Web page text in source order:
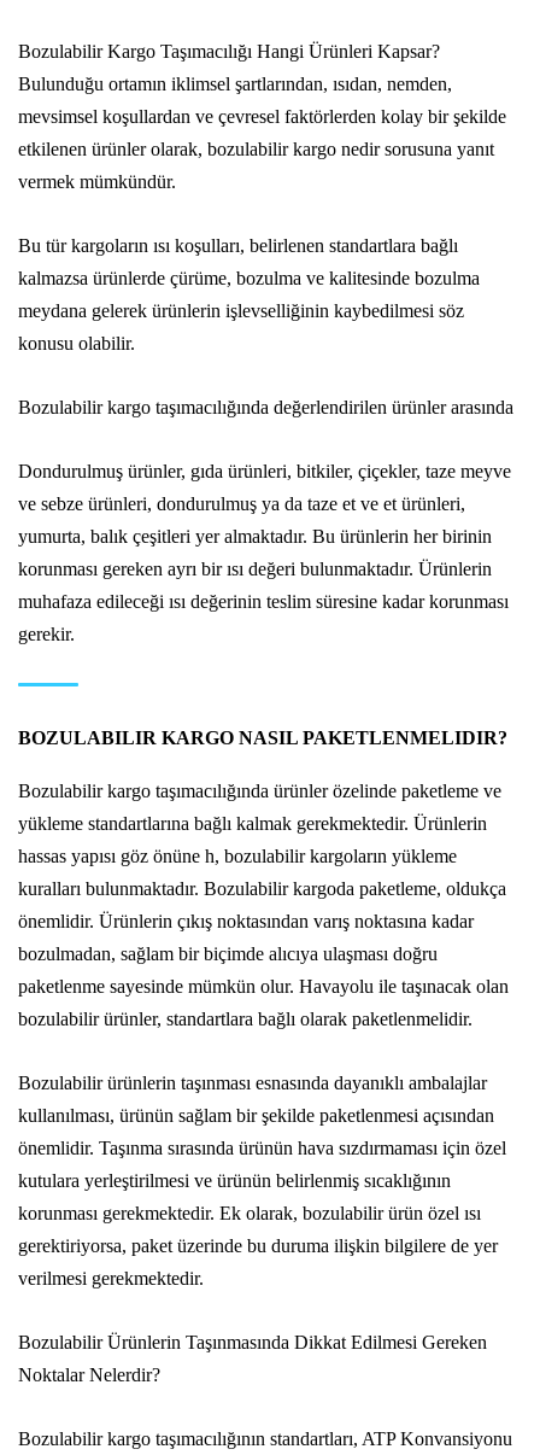
Bozulabilir Kargo Taşımacılığı Hangi Ürünleri Kapsar?
Bulunduğu ortamın iklimsel şartlarından, ısıdan, nemden,
mevsimsel koşullardan ve çevresel faktörlerden kolay bir şekilde
etkilenen ürünler olarak, bozulabilir kargo nedir sorusuna yanıt
vermek mümkündür.
Bu tür kargoların ısı koşulları, belirlenen standartlara bağlı
kalmazsa ürünlerde çürüme, bozulma ve kalitesinde bozulma
meydana gelerek ürünlerin işlevselliğinin kaybedilmesi söz
konusu olabilir.
Bozulabilir kargo taşımacılığında değerlendirilen ürünler arasında
Dondurulmuş ürünler, gıda ürünleri, bitkiler, çiçekler, taze meyve
ve sebze ürünleri, dondurulmuş ya da taze et ve et ürünleri,
yumurta, balık çeşitleri yer almaktadır. Bu ürünlerin her birinin
korunması gereken ayrı bir ısı değeri bulunmaktadır. Ürünlerin
muhafaza edileceği ısı değerinin teslim süresine kadar korunması
gerekir.
BOZULABILIR KARGO NASIL PAKETLENMELIDIR?
Bozulabilir kargo taşımacılığında ürünler özelinde paketleme ve
yükleme standartlarına bağlı kalmak gerekmektedir. Ürünlerin
hassas yapısı göz önüne h, bozulabilir kargoların yükleme
kuralları bulunmaktadır. Bozulabilir kargoda paketleme, oldukça
önemlidir. Ürünlerin çıkış noktasından varış noktasına kadar
bozulmadan, sağlam bir biçimde alıcıya ulaşması doğru
paketlenme sayesinde mümkün olur. Havayolu ile taşınacak olan
bozulabilir ürünler, standartlara bağlı olarak paketlenmelidir.
Bozulabilir ürünlerin taşınması esnasında dayanıklı ambalajlar
kullanılması, ürünün sağlam bir şekilde paketlenmesi açısından
önemlidir. Taşınma sırasında ürünün hava sızdırmaması için özel
kutulara yerleştirilmesi ve ürünün belirlenmiş sıcaklığının
korunması gerekmektedir. Ek olarak, bozulabilir ürün özel ısı
gerektiriyorsa, paket üzerinde bu duruma ilişkin bilgilere de yer
verilmesi gerekmektedir.
Bozulabilir Ürünlerin Taşınmasında Dikkat Edilmesi Gereken
Noktalar Nelerdir?
Bozulabilir kargo taşımacılığının standartları, ATP Konvansiyonu